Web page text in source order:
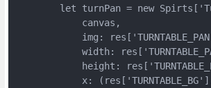
let turnPan = new
            canvas,
img:
width:
height:
x: